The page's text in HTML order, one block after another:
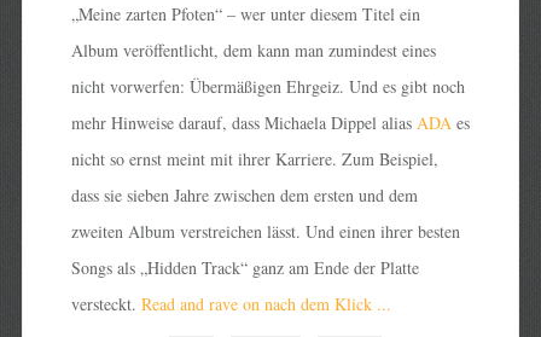
„Meine zarten Pfoten“ – wer unter diesem Titel ein
Album veröffentlicht, dem kann man zumindest eines
nicht vorwerfen: Übermäßigen Ehrgeiz. Und es gibt noch
mehr Hinweise darauf, dass Michaela Dippel alias ADAes
nicht so ernst meint mit ihrer Karriere. Zum Beispiel,
dass sie sieben Jahre zwischen dem ersten und dem
zweiten Album verstreichen lässt. Und einen ihrer besten
Songs als „Hidden Track“ ganz am Ende der Platte
versteckt. Read and rave on nach dem Klick ...